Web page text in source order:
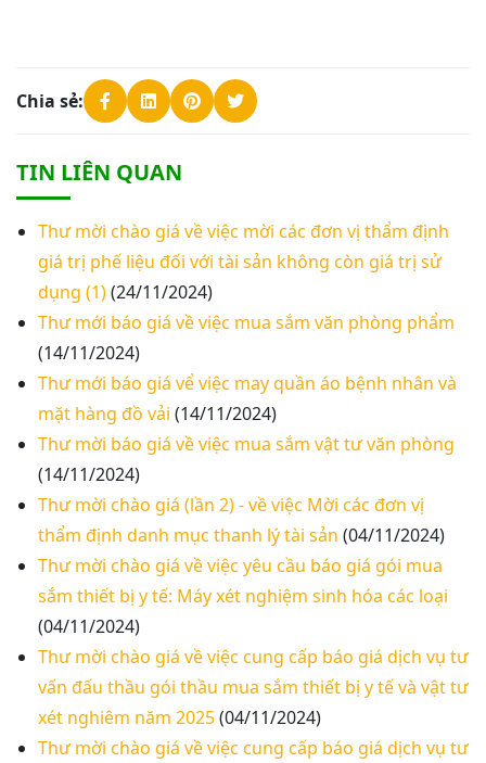
Chia sẻ:
TIN LIÊN QUAN
Thư mời chào giá về việc mời các đơn vị thẩm định
giá trị phế liệu đối với tài sản không còn giá trị sử
dụng (1)(24/11/2024)
Thư mới báo giá về việc mua sắm văn phòng phẩm
(14/11/2024)
Thư mới báo giá vể việc may quần áo bệnh nhân và
mặt hàng đồ vải (14/11/2024)
Thư mời báo giá về việc mua sắm vật tư văn phòng
(14/11/2024)
Thư mời chào giá (lần 2) - về việc Mời các đơn vị
thẩm định danh mục thanh lý tài sản (04/11/2024)
Thư mời chào giá về việc yêu cầu báo giá gói mua
sắm thiết bị y tế: Máy xét nghiệm sinh hóa các loại
(04/11/2024)
Thư mời chào giá về việc cung cấp báo giá dịch vụ tư
vấn đấu thầu gói thầu mua sắm thiết bị y tế và vật tư
xét nghiêm năm 2025(04/11/2024)
Thư mời chào giá về việc cung cấp báo giá dịch vụ tư